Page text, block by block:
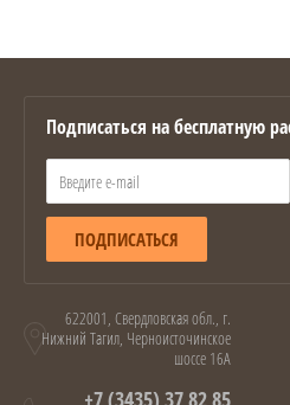
Подписаться на бесплатную
ПОДПИСАТЬСЯ
622001, Свердловская обл., г.
Нижний Тагил, Черноисточинское
шоссе 16А
+7 (3435) 37 82 85